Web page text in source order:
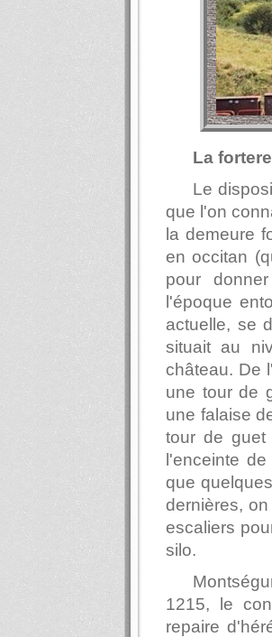
La
Le
que l'on
la demeure
en occitan
pour
l'époque
actuelle, se
situait au
château. De
une tour de
une falaise
tour de guet
l'enceinte
que
dernières,
escaliers
silo.
1215, le
repaire